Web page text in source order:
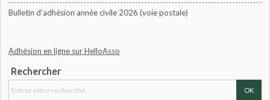
Bulletin d'adhésion année civile 2026 (voie postale)
Adhésion en ligne sur HelloAsso
Rechercher